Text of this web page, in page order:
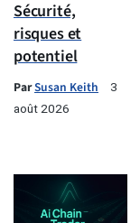
Sécurité,
risques et
potentiel
ParSusan Keith
3
août 2026